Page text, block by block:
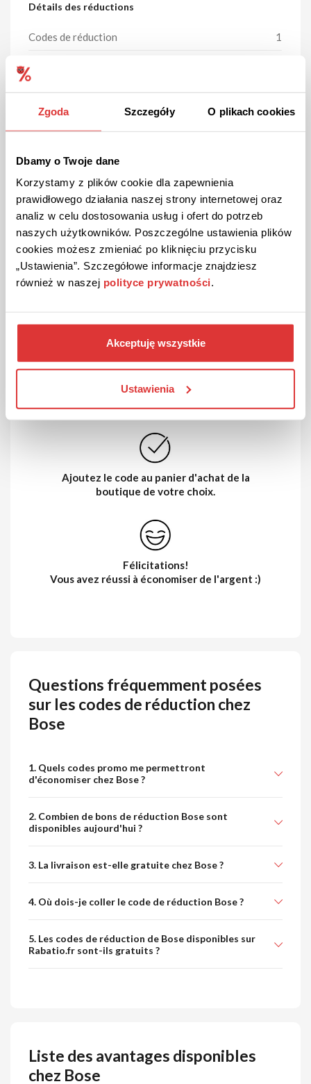
Zgoda Szczegóły O plikach cookies
Dbamy o Twoje dane
Korzystamy z plików cookie dla zapewnienia
prawidłowego działania naszej strony internetowej oraz
analiz w celu dostosowania usług i ofert do potrzeb
naszych użytkowników. Poszczególne ustawienia plików
cookies możesz zmieniać po kliknięciu przycisku
„Ustawienia”. Szczegółowe informacje znajdziesz
również w naszej polityce prywatności.
Akceptuję wszystkie
Ustawienia
Détails des réductions
Codes de réduction 1
Promotions actuelles :
Tous les bons : 6
La plus grande réduction : 50 %
Comment fonctionne le code
promo Bose?
Choisissez un code ou allez simplement à
l'action.
Ajoutez le code au panier d'achat de la
boutique de votre choix.
Félicitations!
Vous avez réussi à économiser de l'argent :)
Questions fréquemment posées
sur les codes de réduction chez
Bose
1. Quels codes promo me permettront
d'économiser chez Bose ?
2. Combien de bons de réduction Bose sont
disponibles aujourd'hui ?
3. La livraison est-elle gratuite chez Bose ?
4. Où dois-je coller le code de réduction Bose ?
5. Les codes de réduction de Bose disponibles sur
Rabatio.fr sont-ils gratuits ?
Liste des avantages disponibles
chez Bose